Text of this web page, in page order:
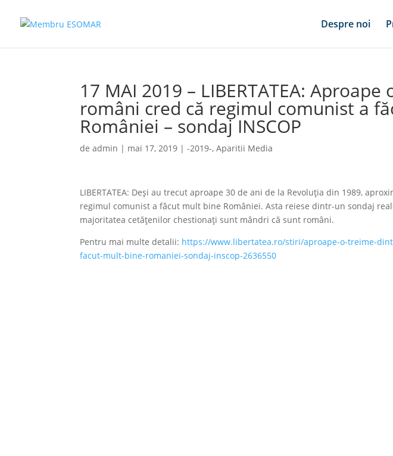
Despre noi
17 MAI 2019 – LIBERTATEA:
români cred că regimul comunist a
României – sondaj INSCOP
deadmin | mai 17, 2019 |-2019-,Aparitii Media
LIBERTATEA: Deși au trecut aproape 30 de ani de la Revoluția din 1989,
regimul comunist a făcut mult bine României. Asta reiese dintr-un sondaj
majoritatea cetățenilor chestionați sunt mândri că sunt români.
Pentru mai multe detalii: https://www.libertatea.ro/stiri/aproape-o-treime-
facut-mult-bine-romaniei-sondaj-inscop-2636550